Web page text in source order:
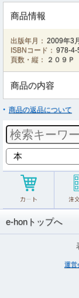
商品情報
出版年月： 2009年3月
ISBNコード： 978-4-
頁数・縦：
２０９
商品の内容
商品の返品について
e-honトップへ
運営